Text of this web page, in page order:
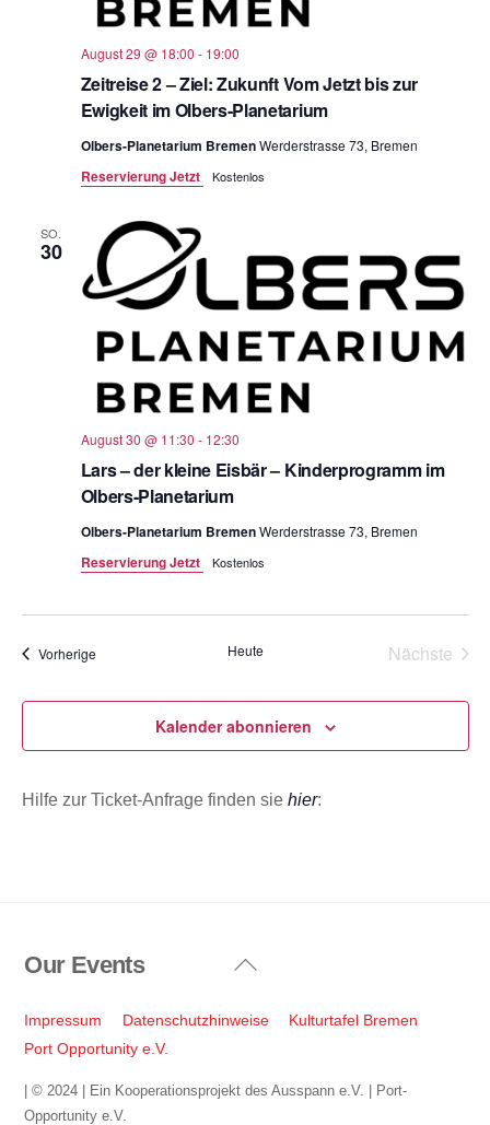
Zeitreise 2 – Ziel: Zukunft Vom Jetzt bis zur
Ewigkeit im Olbers-Planetarium
August 29 @ 18:00 - 19:00
Olbers-Planetarium BremenWerderstrasse 73, Bremen
Reservierung Jetzt Kostenlos
SO.
30
Lars – der kleine Eisbär – Kinderprogramm im
Olbers-Planetarium
August 30 @ 11:30 - 12:30
Olbers-Planetarium BremenWerderstrasse 73, Bremen
Reservierung Jetzt Kostenlos
VorherigeVeranstaltungen Heute
Nächste
Kalender abonnieren
Hilfe zur Ticket-Anfrage finden sie hier:
Back
Top
Our Events
Impressum Datenschutzhinweise
Kulturtafel Bremen
Port Opportunity e.V.
| © 2024 | Ein Kooperationsprojekt des Ausspann e.V. | Port-
Opportunity e.V.